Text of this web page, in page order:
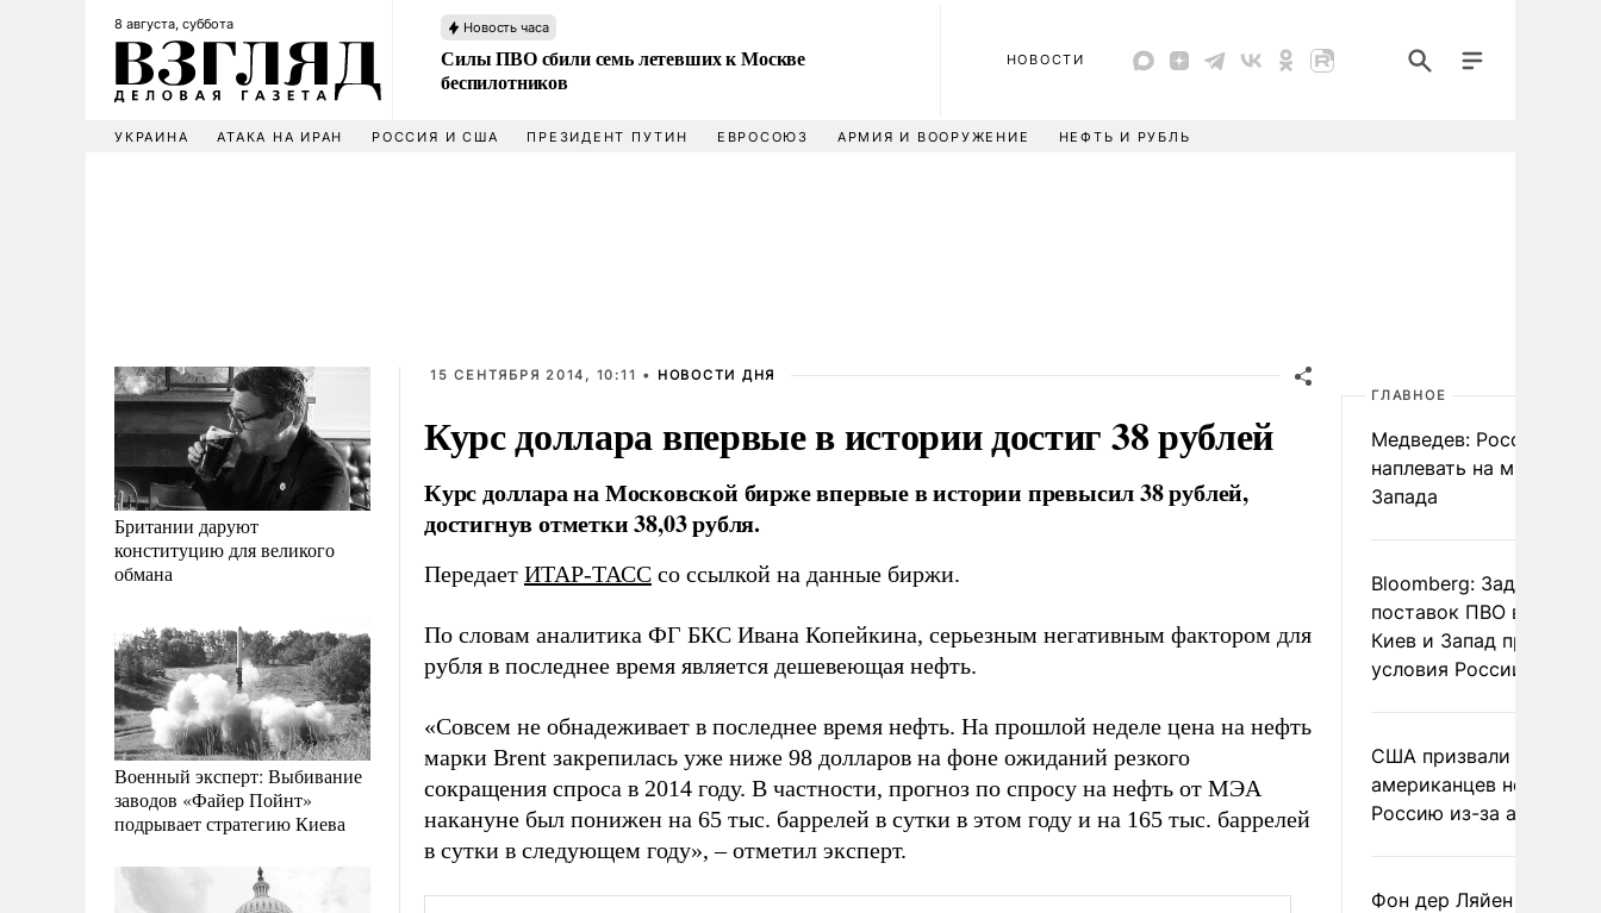
8 августа, суббота Новость часа
Силы ПВО сбили семь летевших к Москве
беспилотников
НОВОСТИ
УКРАИНА АТАКА НА ИРАН РОССИЯ И США ПРЕЗИДЕНТ ПУТИН ЕВРОСОЮЗ АРМИЯ И ВООРУЖЕНИЕ НЕФТЬ И РУБЛЬ
Британии даруют
конституцию для великого
обмана
Военный эксперт: Выбивание
заводов «Файер Пойнт»
подрывает стратегию Киева
15 СЕНТЯБРЯ 2014, 10:11 • НОВОСТИ ДНЯ
Курс доллара впервые в истории достиг 38 рублей
Курс доллара на Московской бирже впервые в истории превысил 38 рублей,
достигнув отметки 38,03 рубля.
Передает ИТАР-ТАСС со ссылкой на данные биржи.
По словам аналитика ФГ БКС Ивана Копейкина, серьезным негативным фактором для
рубля в последнее время является дешевеющая нефть.
«Совсем не обнадеживает в последнее время нефть. На прошлой неделе цена на нефть
марки Brent закрепилась уже ниже 98 долларов на фоне ожиданий резкого
сокращения спроса в 2014 году. В частности, прогноз по спросу на нефть от МЭА
накануне был понижен на 65 тыс. баррелей в сутки в этом году и на 165 тыс. баррелей
в сутки в следующем году», – отметил эксперт.
ГЛАВНОЕ
Медведев: России
наплевать на мнение
Запада
Bloomberg: Задержка
поставок ПВО вынудит
Киев и Запад принять
условия России
США призвали
американцев не
Россию из-за атак ВСУ
Фон дер Ляйен